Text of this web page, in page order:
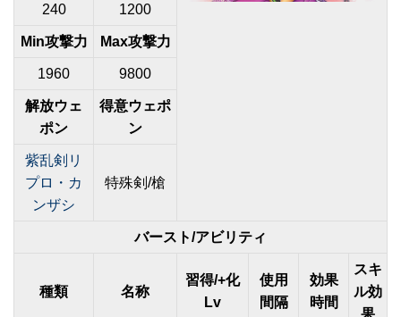
240 1200
Min攻撃力 Max攻撃力
1960 9800
解放ウェ
ポン
得意ウェポ
ン
紫乱剣リ
プロ・カ
ンザシ
特殊剣/槍
バースト/アビリティ
種類 名称
習得/+化
Lv
使用
間隔
効果
時間
スキ
ル効
果